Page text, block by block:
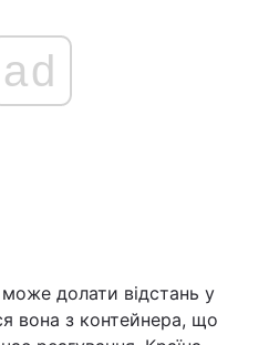
ad
долати відстань у
вона з контейнера, що